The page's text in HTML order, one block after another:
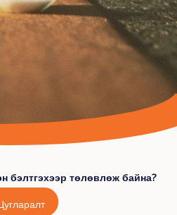
бэлтгэхээр төлөвлөж байна?